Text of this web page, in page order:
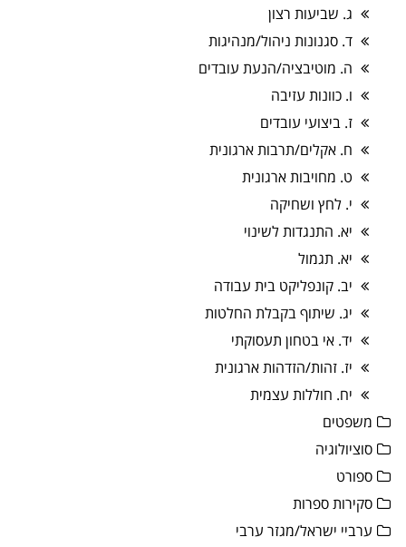
ג. שביעות רצון
ד. סגנונות ניהול/מנהיגות
ה. מוטיבציה/הנעת עובדים
ו. כוונות עזיבה
ז. ביצועי עובדים
ח. אקלים/תרבות ארגונית
ט. מחויבות ארגונית
י. לחץ ושחיקה
יא. התנגדות לשינוי
יא. תגמול
יב. קונפליקט בית עבודה
יג. שיתוף בקבלת החלטות
יד. אי בטחון תעסוקתי
יז. זהות/הזדהות ארגונית
יח. חוללות עצמית
משפטים
סוציולוגיה
ספורט
סקירות ספרות
ערביי ישראל/מגזר ערבי